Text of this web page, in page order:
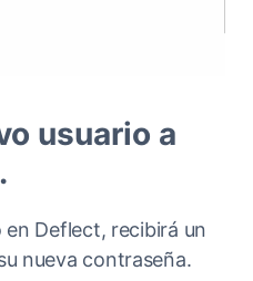
usuario a
en Deflect, recibirá un
nueva contraseña.